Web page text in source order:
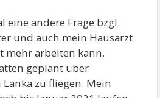
eine andere Frage bzgl.
und auch mein Hausarzt
mehr arbeiten kann.
geplant über
zu fliegen. Mein